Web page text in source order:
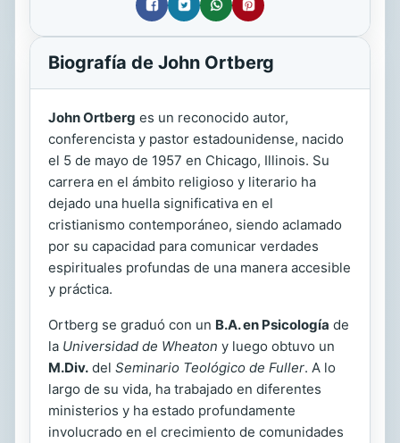
Biografía de John Ortberg
John Ortberg es un reconocido autor,
conferencista y pastor estadounidense, nacido
el 5 de mayo de 1957 en Chicago, Illinois. Su
carrera en el ámbito religioso y literario ha
dejado una huella significativa en el
cristianismo contemporáneo, siendo aclamado
por su capacidad para comunicar verdades
espirituales profundas de una manera accesible
y práctica.
Ortberg se graduó con un B.A. en Psicología de
la Universidad de Wheaton y luego obtuvo un
M.Div. del Seminario Teológico de Fuller. A lo
largo de su vida, ha trabajado en diferentes
ministerios y ha estado profundamente
involucrado en el crecimiento de comunidades